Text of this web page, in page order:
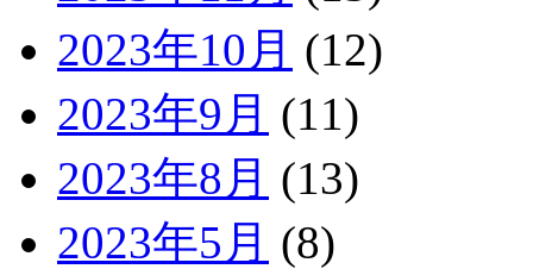
2023年10月 (12)
2023年9月 (11)
2023年8月 (13)
2023年5月 (8)